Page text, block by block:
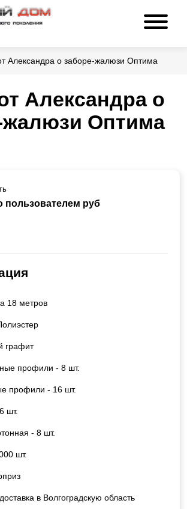
Александра о заборе-жалюзи Оптима
Александра о
жалюзи Оптима
пользователем руб
18 метров
графит
профили - 8 шт.
профили - 16 шт.
шт.
- 8 шт.
шт.
в Волгоградскую область